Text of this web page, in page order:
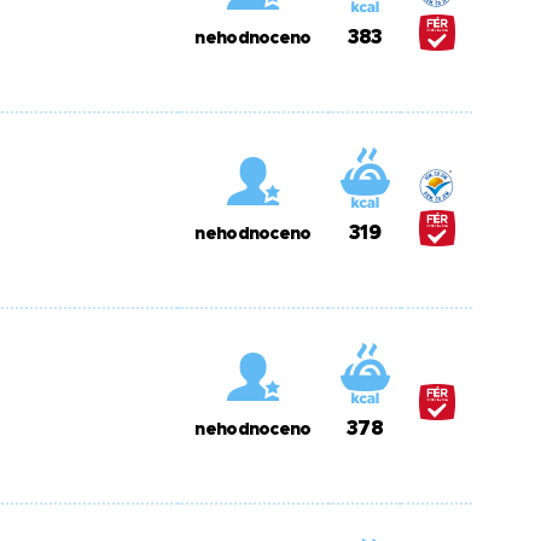
nehodnoceno 383
nehodnoceno 319
nehodnoceno 378